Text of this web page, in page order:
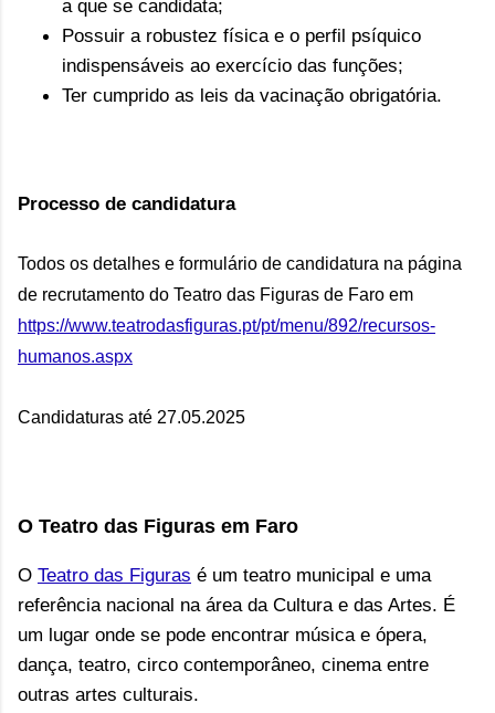
a que se candidata;
Possuir a robustez física e o perfil psíquico
indispensáveis ao exercício das funções;
Ter cumprido as leis da vacinação obrigatória.
Processo de candidatura
Todos os detalhes e formulário de candidatura na página
https://www.teatrodasfiguras.pt/pt/menu/892/recursos-
humanos.aspx
Candidaturas até 27.05.2025
O Teatro das Figuras em Faro
O Teatro das Figuras é um teatro municipal e uma
referência nacional na área da Cultura e das Artes. É
um lugar onde se pode encontrar música e ópera,
dança, teatro, circo contemporâneo, cinema entre
outras artes culturais.